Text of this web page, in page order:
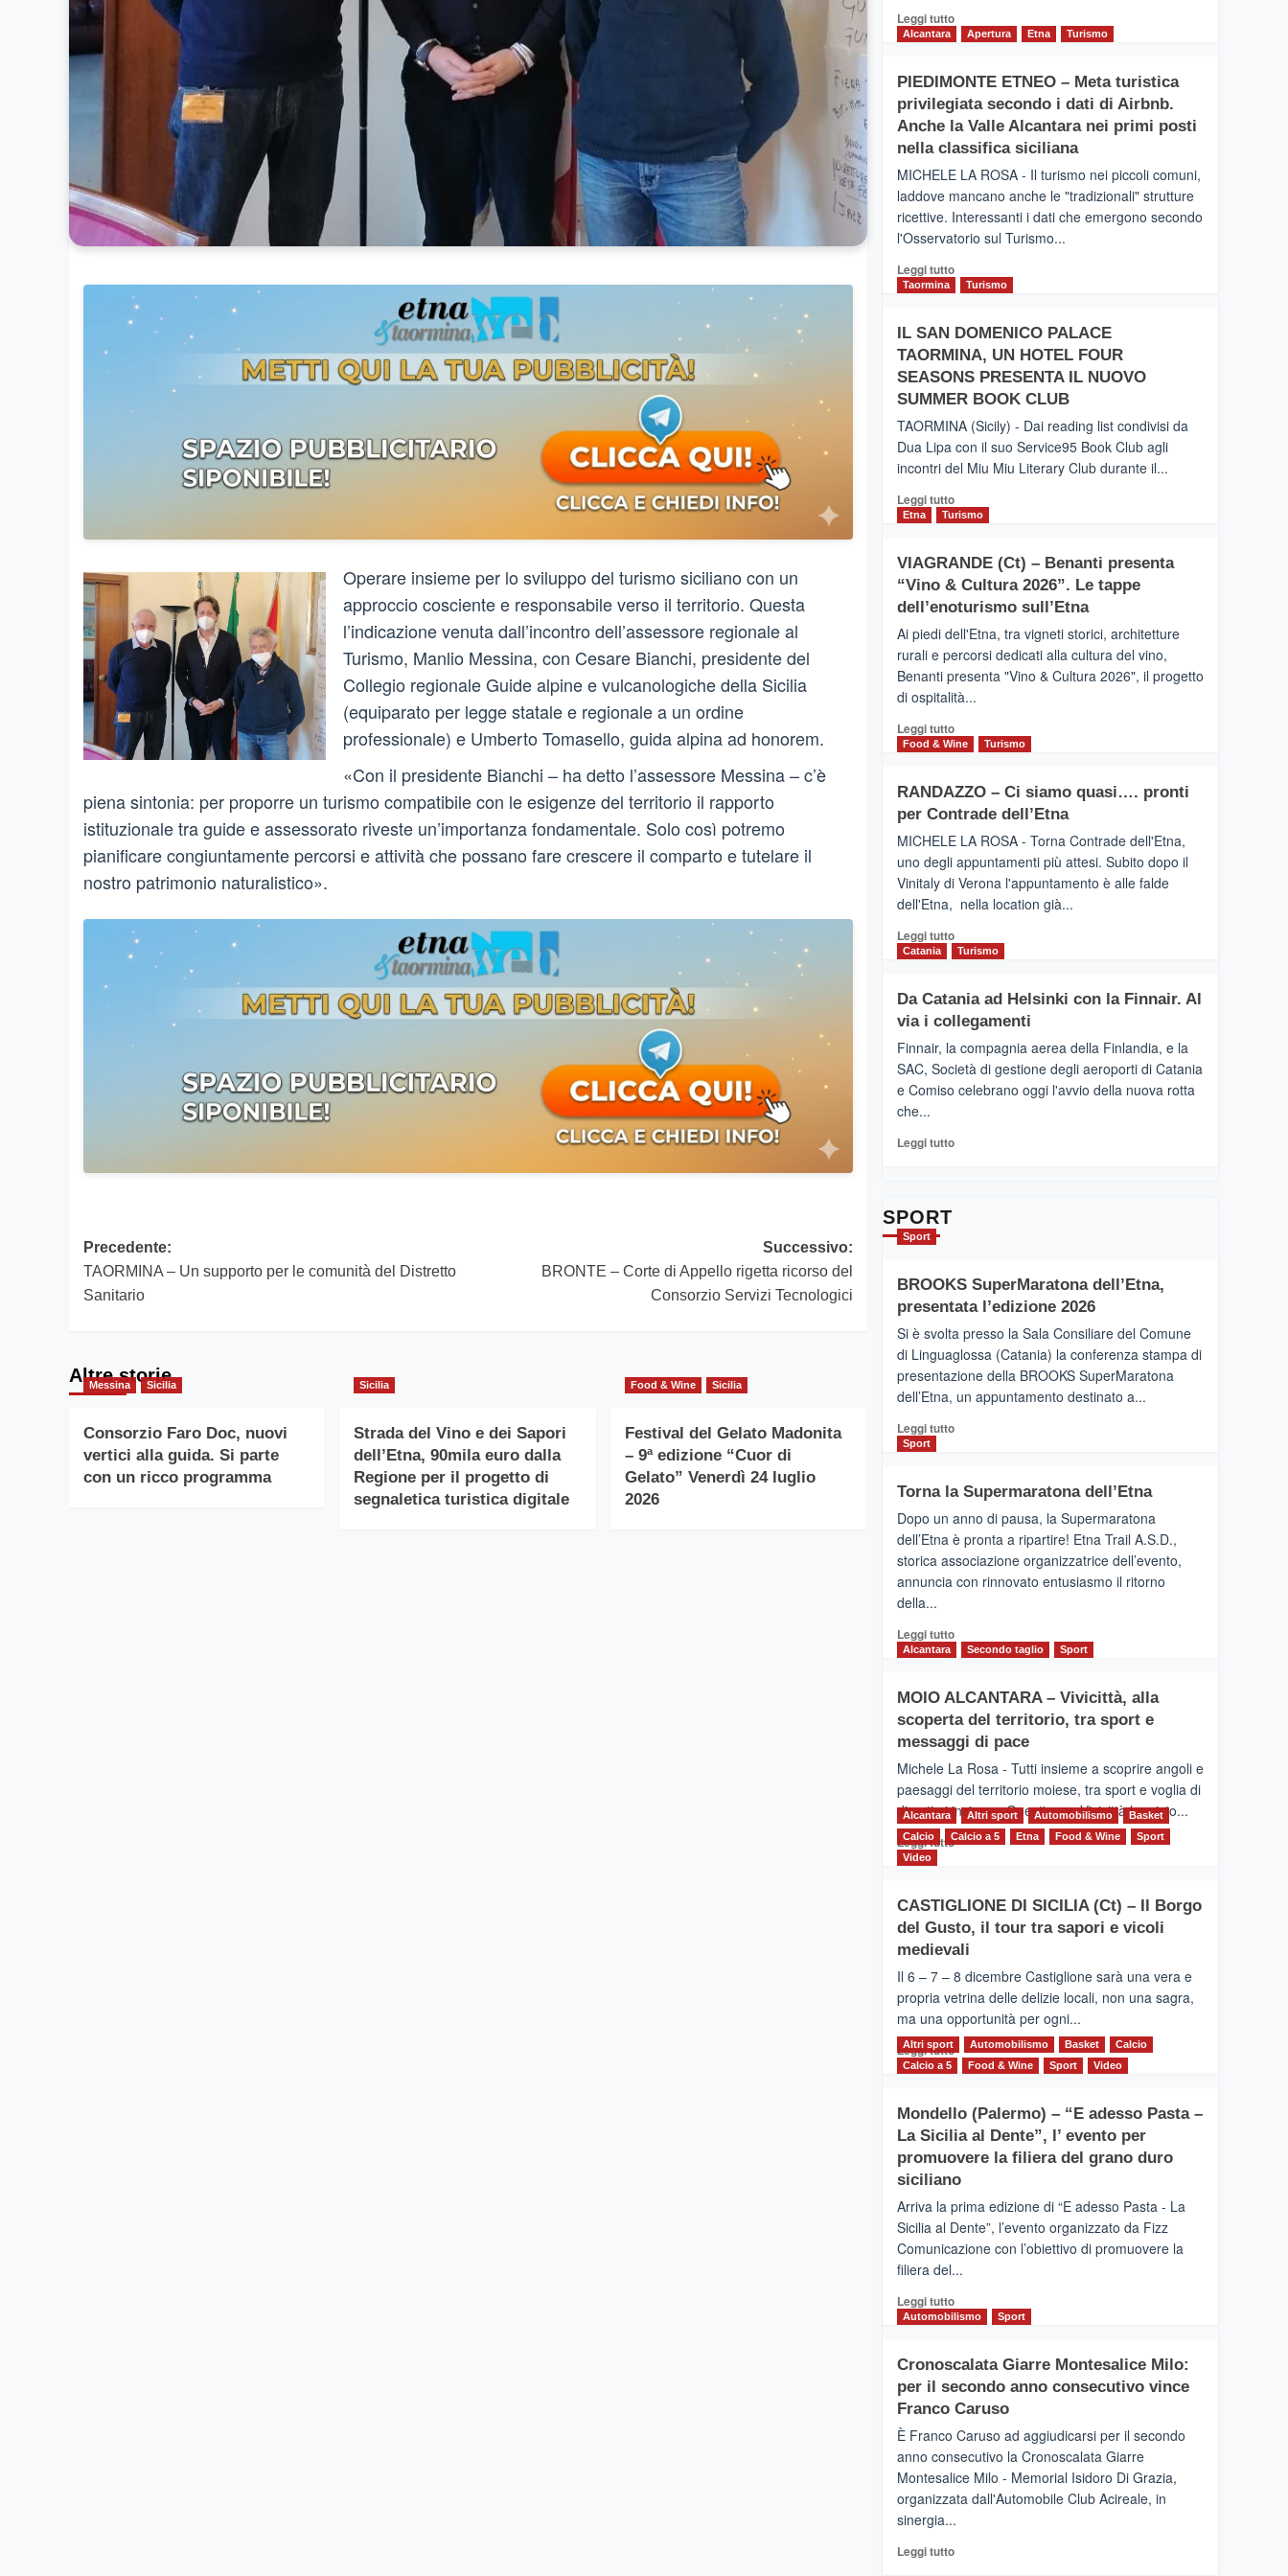
Operare insieme per lo sviluppo del turismo siciliano con un
approccio cosciente e responsabile verso il territorio. Questa
l’indicazione venuta dall’incontro dell’assessore regionale al
Turismo, Manlio Messina, con Cesare Bianchi, presidente del
Collegio regionale Guide alpine e vulcanologiche della Sicilia
(equiparato per legge statale e regionale a un ordine
professionale) e Umberto Tomasello, guida alpina ad honorem.
«Con il presidente Bianchi – ha detto l’assessore Messina – c’è
piena sintonia: per proporre un turismo compatibile con le esigenze del territorio il rapporto
istituzionale tra guide e assessorato riveste un’importanza fondamentale. Solo così potremo
pianificare congiuntamente percorsi e attività che possano fare crescere il comparto e tutelare il
nostro patrimonio naturalistico».
Navigazione
articolo
Precedente:
TAORMINA – Un supporto per le comunità del Distretto
Sanitario
Successivo:
BRONTE – Corte di Appello rigetta ricorso del
Consorzio Servizi Tecnologici
Altre storie
Messina Sicilia
Consorzio Faro Doc, nuovi
vertici alla guida. Si parte
con un ricco programma
Sicilia
Strada del Vino e dei Sapori
dell’Etna, 90mila euro dalla
Regione per il progetto di
segnaletica turistica digitale
Food & Wine Sicilia
Festival del Gelato Madonita
– 9ª edizione “Cuor di
Gelato” Venerdì 24 luglio
2026
Leggi tuttoLeggi
CATANIA
–
Inaugurato
il
collegamento
tra
Catania
e
operato
da
Alcantara Apertura Etna Turismo
PIEDIMONTE ETNEO – Meta turistica
privilegiata secondo i dati di Airbnb.
Anche la Valle Alcantara nei primi posti
nella classifica siciliana
MICHELE LA ROSA - Il turismo nei piccoli comuni,
laddove mancano anche le "tradizionali" strutture
ricettive. Interessanti i dati che emergono secondo
l'Osservatorio sul Turismo...
Leggi tuttoLeggi
PIEDIMONTE
ETNEO
–
Meta
privilegiata
secondo
i
di
Airbnb.
la
Valle
Alcantara
nei
primi
classifica
siciliana
Taormina Turismo
IL SAN DOMENICO PALACE
TAORMINA, UN HOTEL FOUR
SEASONS PRESENTA IL NUOVO
SUMMER BOOK CLUB
TAORMINA (Sicily) - Dai reading list condivisi da
Dua Lipa con il suo Service95 Book Club agli
incontri del Miu Miu Literary Club durante il...
Leggi tuttoLeggi
di
IL
SAN
DOMENICO
TAORMINA,
UN
HOTEL
FOUR
PRESENTA
IL
SUMMER
BOOK
CLUB
Etna Turismo
VIAGRANDE (Ct) – Benanti presenta
“Vino & Cultura 2026”. Le tappe
dell’enoturismo sull’Etna
Ai piedi dell'Etna, tra vigneti storici, architetture
rurali e percorsi dedicati alla cultura del vino,
Benanti presenta "Vino & Cultura 2026", il progetto
di ospitalità...
Leggi tuttoLeggi
di
VIAGRANDE
(Ct)
–
presenta
“Vino
&
2026”.
Le
dell’enoturismo
sull’Etna
Food & Wine Turismo
RANDAZZO – Ci siamo quasi…. pronti
per Contrade dell’Etna
MICHELE LA ROSA - Torna Contrade dell'Etna,
uno degli appuntamenti più attesi. Subito dopo il
Vinitaly di Verona l'appuntamento è alle falde
dell'Etna, nella location già...
Leggi tuttoLeggi
di
RANDAZZO
–
siamo
quasi….
pronti
dell’Etna
Catania Turismo
Da Catania ad Helsinki con la Finnair. Al
via i collegamenti
Finnair, la compagnia aerea della Finlandia, e la
SAC, Società di gestione degli aeroporti di Catania
e Comiso celebrano oggi l'avvio della nuova rotta
che...
Leggi tuttoLeggi
con
la
Al
via
i
collegamenti
SPORT
Sport
BROOKS SuperMaratona dell’Etna,
presentata l’edizione 2026
Si è svolta presso la Sala Consiliare del Comune
di Linguaglossa (Catania) la conferenza stampa di
presentazione della BROOKS SuperMaratona
dell’Etna, un appuntamento destinato a...
Leggi tuttoLeggi
BROOKS
SuperMaratona
dell’Etna,
presentata
l’edizione
2026
Sport
Torna la Supermaratona dell’Etna
Dopo un anno di pausa, la Supermaratona
dell’Etna è pronta a ripartire! Etna Trail A.S.D.,
storica associazione organizzatrice dell’evento,
annuncia con rinnovato entusiasmo il ritorno
della...
Leggi tuttoLeggi
Torna
la
Supermaratona
Alcantara Secondo taglio Sport
MOIO ALCANTARA – Vivicittà, alla
scoperta del territorio, tra sport e
messaggi di pace
Michele La Rosa - Tutti insieme a scoprire angoli e
paesaggi del territorio moiese, tra sport e voglia di
divertirsi insieme. Quest'anno Vivicittà ha visto...
Leggi tuttoLeggi
MOIO
ALCANTARA
–
alla
scoperta
del
territorio,
tra
sport
messaggi
di
Alcantara Altri sport Automobilismo
Basket
Calcio
Calcio a 5 Etna Food & Wine
Sport
Video
CASTIGLIONE DI SICILIA (Ct) – Il Borgo
del Gusto, il tour tra sapori e vicoli
medievali
Il 6 – 7 – 8 dicembre Castiglione sarà una vera e
propria vetrina delle delizie locali, non una sagra,
ma una opportunità per ogni...
Leggi tuttoLeggi
CASTIGLIONE
DI
SICILIA
(Ct)
Il
Borgo
del
tour
tra
vicoli
medievali
Altri sport Automobilismo Basket
Calcio
Calcio a 5
Food & Wine Sport Video
Mondello (Palermo) – “E adesso Pasta –
La Sicilia al Dente”, l’ evento per
promuovere la filiera del grano duro
siciliano
Arriva la prima edizione di “E adesso Pasta - La
Sicilia al Dente”, l’evento organizzato da Fizz
Comunicazione con l’obiettivo di promuovere la
filiera del...
Leggi tuttoLeggi
di
Mondello
(Palermo)
–
adesso
Pasta
–
La
Dente”,
Automobilismo Sport
Cronoscalata Giarre Montesalice Milo:
per il secondo anno consecutivo vince
Franco Caruso
È Franco Caruso ad aggiudicarsi per il secondo
anno consecutivo la Cronoscalata Giarre
Montesalice Milo - Memorial Isidoro Di Grazia,
organizzata dall'Automobile Club Acireale, in
sinergia...
Leggi tuttoLeggi